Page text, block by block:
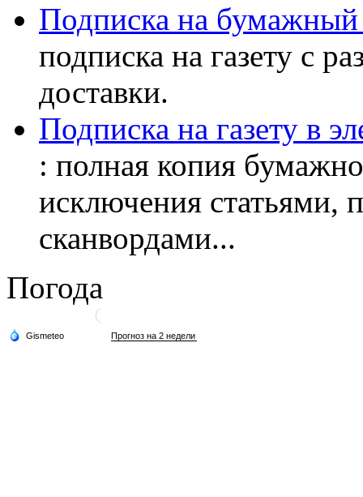
Подписка на бумажный
подписка на газету с
доставки.
Подписка на газету в
: полная копия
исключения статьями,
сканвордами...
Погода